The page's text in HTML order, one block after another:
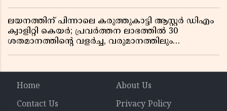
ലയനത്തിന് പിന്നാലെ കരുത്തുകാട്ടി ആസ്റ്റർ ഡിഎം
ക്വാളിറ്റി കെയർ; പ്രവർത്തന ലാഭത്തിൽ 30
ശതമാനത്തിൻ്റെ വളർച്ച, വരുമാനത്തിലും
Home
About Us
Contact Us
Privacy Policy